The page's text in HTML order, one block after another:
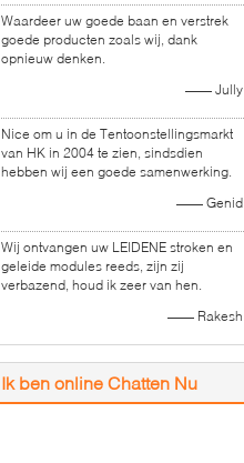
Waardeer uw goede baan en verstrek
goede producten zoals wij, dank
opnieuw denken.
—— Jully
Nice om u in de Tentoonstellingsmarkt
van HK in 2004 te zien, sindsdien
hebben wij een goede samenwerking.
—— Genid
Wij ontvangen uw LEIDENE stroken en
geleide modules reeds, zijn zij
verbazend, houd ik zeer van hen.
—— Rakesh
Ik ben online Chatten Nu